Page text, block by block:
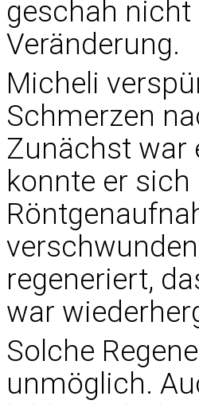
geschah nicht
Veränderung.
Micheli
Schmerzen
Zunächst war
konnte er
regeneriert,
war
Solche
unmöglich.